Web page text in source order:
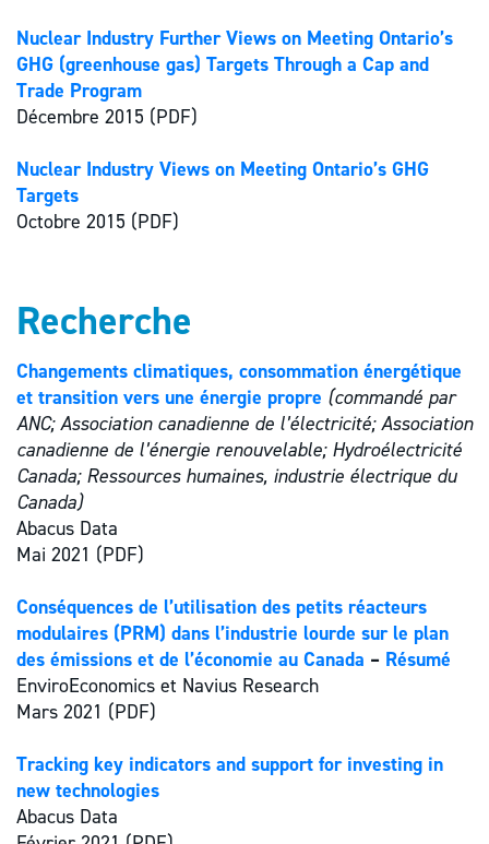
Nuclear Industry Further Views on Meeting Ontario’s
GHG (greenhouse gas) Targets Through a Cap and
Trade Program
Décembre 2015 (PDF)
Nuclear Industry Views on Meeting Ontario’s GHG
Targets
Octobre 2015 (PDF)
Recherche
Changements climatiques, consommation énergétique
et transition vers une énergie propre (commandé par
ANC; Association canadienne de l’électricité; Association
canadienne de l’énergie renouvelable; Hydroélectricité
Canada; Ressources humaines, industrie électrique du
Canada)
Abacus Data
Mai 2021 (PDF)
Conséquences de l’utilisation des petits réacteurs
modulaires (PRM) dans l’industrie lourde sur le plan
des émissions et de l’économie au Canada – Résumé
EnviroEconomics et Navius Research
Mars 2021 (PDF)
Tracking key indicators and support for investing in
new technologies
Abacus Data